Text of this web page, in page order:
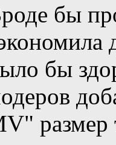
бы
бы
размер